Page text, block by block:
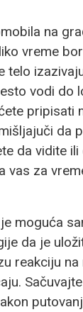
na
vreme
telo
vodi do
pripisati
da
da vidite
vas za
moguća
da je
reakciju na